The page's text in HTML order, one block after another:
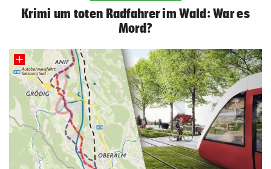
Krimi um toten Radfahrer im Wald: War es
Mord?